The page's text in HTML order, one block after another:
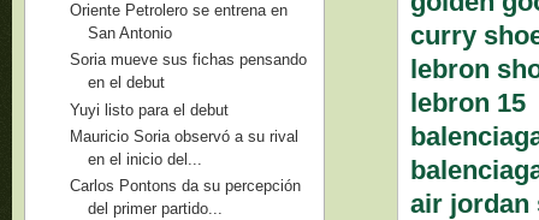
curry
lebron
lebron 15
air jordan
Oriente Petrolero se entrena en
San Antonio
Soria mueve sus fichas pensando
en el debut
Yuyi listo para el debut
Mauricio Soria observó a su rival
en el inicio del...
Carlos Pontons da su percepción
del primer partido...